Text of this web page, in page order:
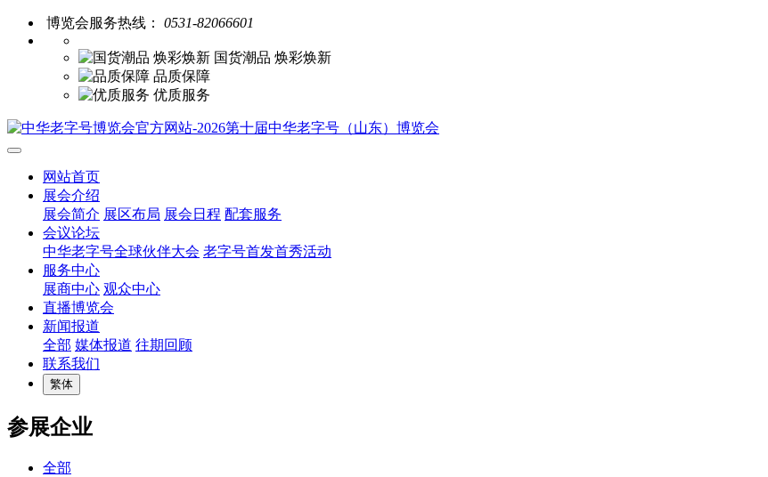
博览会服务热线： 0531-82066601
国货潮品 焕彩焕新
品质保障
优质服务
网站首页
展会介绍
展会简介 展区布局 展会日程 配套服务
会议论坛
中华老字号全球伙伴大会 老字号首发首秀活动
服务中心
展商中心 观众中心
直播博览会
新闻报道
全部 媒体报道 往期回顾
联系我们
繁体
参展企业
全部